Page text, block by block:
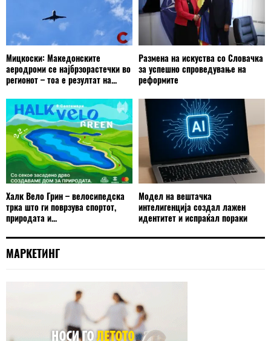
Мицкоски: Македонските
аеродроми се најбрзорастечки во
регионот – тоа е резултат на...
Размена на искуства со Словачка
за успешно спроведување на
реформите
Халк Вело Грин – велосипедска
трка што ги поврзува спортот,
природата и...
Модел на вештачка
интелигенција создал лажен
идентитет и испраќал пораки
МАРКЕТИНГ